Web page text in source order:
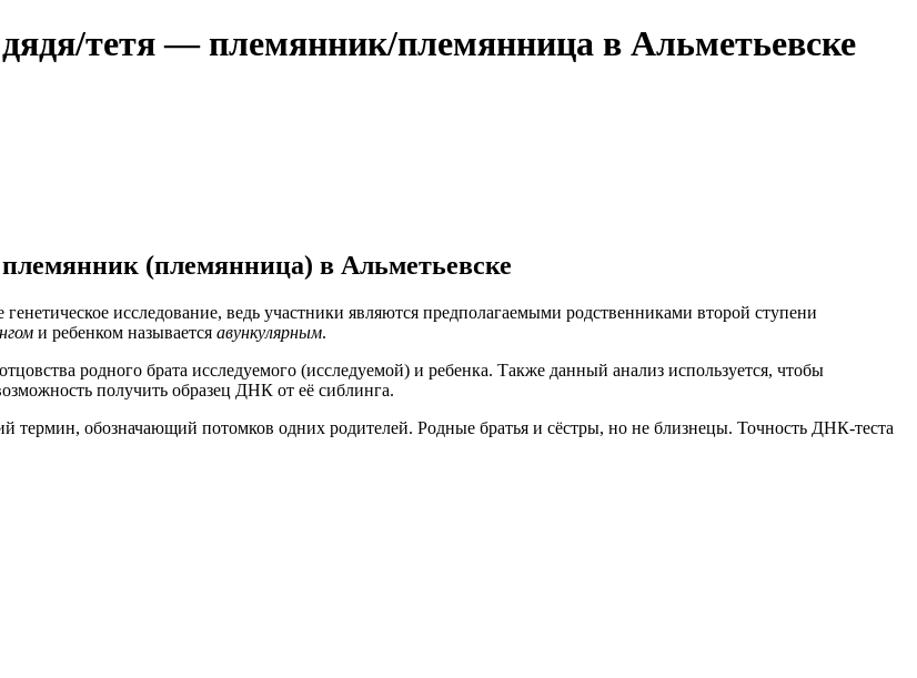
тетя — племянник/племянница в Альметьевске
(племянница) в Альметьевске
исследование, ведь участники являются предполагаемыми родственниками второй ступени
и ребенком называется авункулярным.
родного брата исследуемого (исследуемой) и ребенка. Также данный анализ используется, чтобы
получить образец ДНК от её сиблинга.
термин, обозначающий потомков одних родителей. Родные братья и сёстры, но не близнецы. Точность ДНК-теста